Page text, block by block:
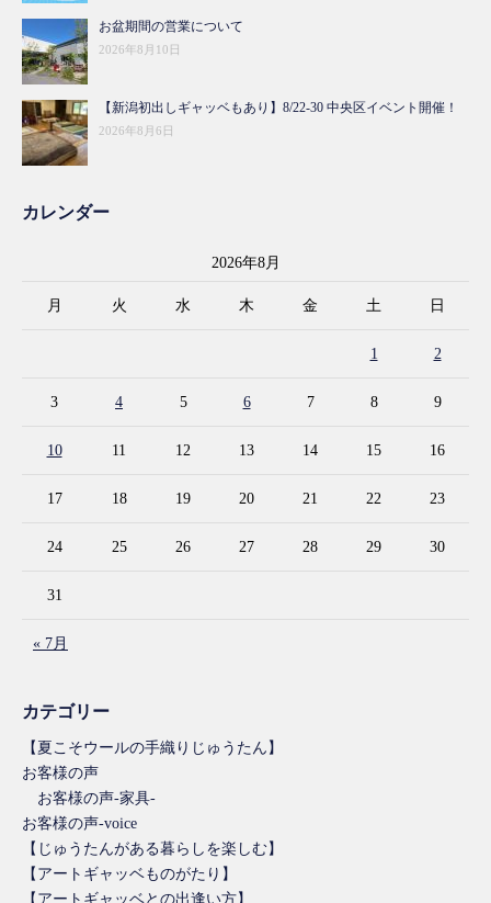
お盆期間の営業について
2026年8月10日
【新潟初出しギャッベもあり】8/22-30 中央区イベント開催！
2026年8月6日
カレンダー
2026年8月
月 火 水 木 金 土 日
1 2
3 4 5 6 7 8 9
10 11 12 13 14 15 16
17 18 19 20 21 22 23
24 25 26 27 28 29 30
31
« 7月
カテゴリー
【夏こそウールの手織りじゅうたん】
お客様の声
お客様の声-家具-
お客様の声-voice
【じゅうたんがある暮らしを楽しむ】
【アートギャッベものがたり】
【アートギャッベとの出逢い方】